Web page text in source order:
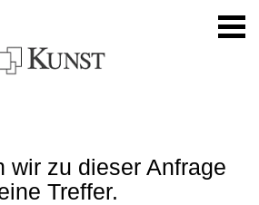
wir zu dieser Anfrage
Treffer.